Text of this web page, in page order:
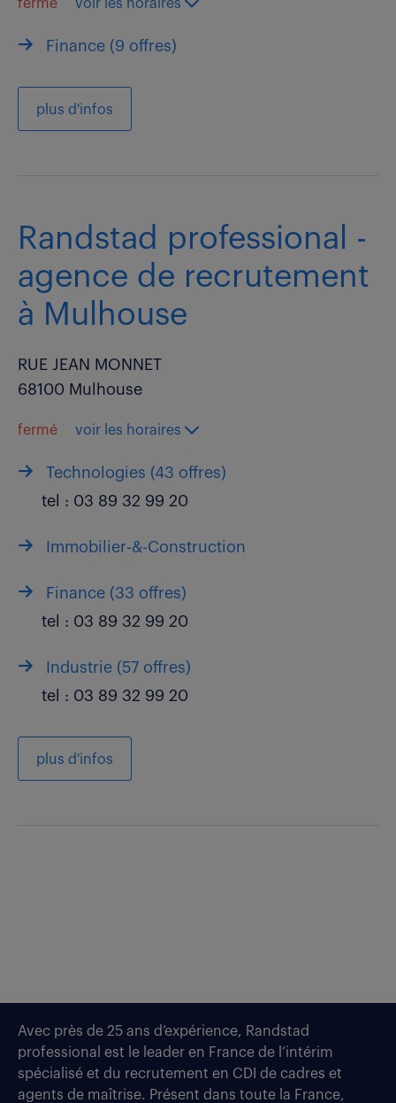
fermé voir les horaires
Finance (9 offres)
plus d'infos
Randstad professional -
agence de recrutement
à Mulhouse
RUE JEAN MONNET
68100 Mulhouse
fermé voir les horaires
Technologies (43 offres)
tel : 03 89 32 99 20
Immobilier-&-Construction
Finance (33 offres)
tel : 03 89 32 99 20
Industrie (57 offres)
tel : 03 89 32 99 20
plus d'infos
Avec près de 25 ans d’expérience, Randstad
professional est le leader en France de l’intérim
spécialisé et du recrutement en CDI de cadres et
agents de maîtrise. Présent dans toute la France,